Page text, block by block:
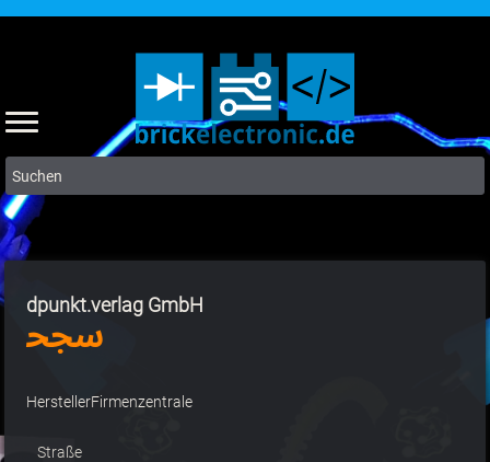
und
Lieferanten
dpunkt.verlag GmbH
HerstellerFirmenzentrale
Straße